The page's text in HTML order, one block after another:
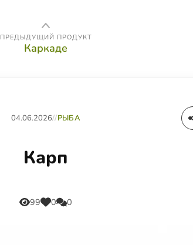
ПРЕДЫДУЩИЙ ПРОДУКТ
Каркаде
04.06.2026//РЫБА
Карп
99 0 0